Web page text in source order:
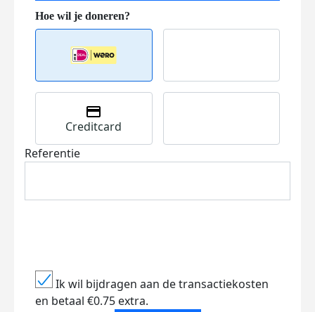
Creditcard
Referentie
Ik wil bijdragen aan de transactiekosten
en betaal €0.75 extra.